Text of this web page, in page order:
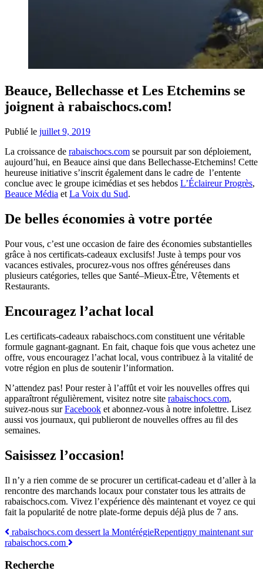
Beauce, Bellechasse et Les Etchemins se
joignent à rabaischocs.com!
Publié le juillet 9, 2019
La croissance de rabaischocs.com se poursuit par son déploiement,
aujourd’hui, en Beauce ainsi que dans Bellechasse-Etchemins! Cette
heureuse initiative s’inscrit également dans le cadre de l’entente
conclue avec le groupe icimédias et ses hebdos L’Éclaireur Progrès,
Beauce Média et La Voix du Sud.
De belles économies à votre portée
Pour vous, c’est une occasion de faire des économies substantielles
grâce à nos certificats-cadeaux exclusifs! Juste à temps pour vos
vacances estivales, procurez-vous nos offres généreuses dans
plusieurs catégories, telles que Santé–Mieux-Être, Vêtements et
Restaurants.
Encouragez l’achat local
Les certificats-cadeaux rabaischocs.com constituent une véritable
formule gagnant-gagnant. En fait, chaque fois que vous achetez une
offre, vous encouragez l’achat local, vous contribuez à la vitalité de
votre région en plus de soutenir l’information.
N’attendez pas! Pour rester à l’affût et voir les nouvelles offres qui
apparaîtront régulièrement, visitez notre site rabaischocs.com,
suivez-nous surFacebook et abonnez-vous à notre infolettre. Lisez
aussi vos journaux, qui publieront de nouvelles offres au fil des
semaines.
Saisissez l’occasion!
Il n’y a rien comme de se procurer un certificat-cadeau et d’aller à la
rencontre des marchands locaux pour constater tous les attraits de
rabaischocs.com. Vivez l’expérience dès maintenant et voyez ce qui
fait la popularité de notre plate-forme depuis déjà plus de 7 ans.
Navigation
des
articles
rabaischocs.com dessert la MontérégieRepentigny maintenant sur
rabaischocs.com
Recherche